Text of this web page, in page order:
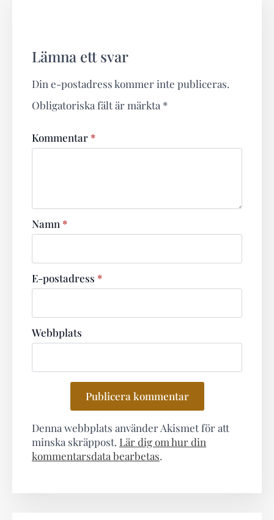
Lämna ett svar
Din e-postadress kommer inte publiceras.
Obligatoriska fält är märkta *
Kommentar *
Namn *
E-postadress *
Webbplats
Denna webbplats använder Akismet för att
minska skräppost. Lär dig om hur din
kommentarsdata bearbetas.